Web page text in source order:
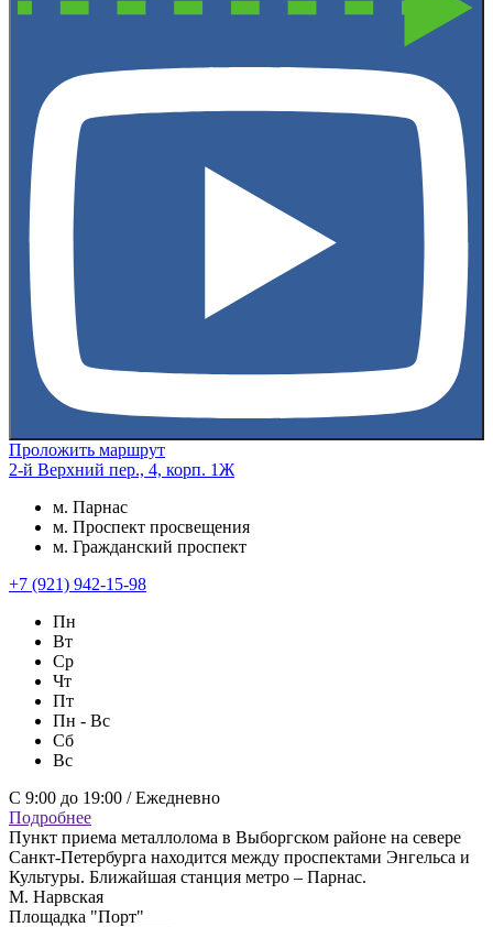
Проложить маршрут
2-й Верхний пер., 4, корп. 1Ж
м. Парнас
м. Проспект просвещения
м. Гражданский проспект
+7 (921) 942-15-98
Пн
Вт
Ср
Чт
Пт
Пн - Вс
Сб
Вс
С 9:00 до 19:00 / Ежедневно
Подробнее
Пункт приема металлолома в Выборгском районе на севере
Санкт-Петербурга находится между проспектами Энгельса и
Культуры. Ближайшая станция метро – Парнас.
М. Нарвская
Площадка "Порт"